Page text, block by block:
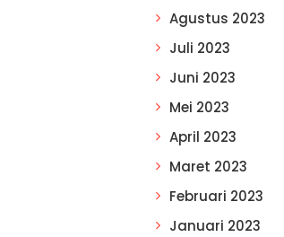
Agustus 2023
Juli 2023
Juni 2023
Mei 2023
April 2023
Maret 2023
Februari 2023
Januari 2023